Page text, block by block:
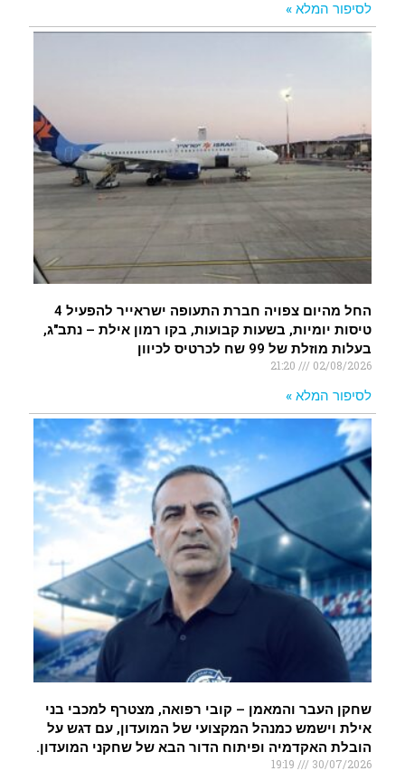
לסיפור המלא »
החל מהיום צפויה חברת התעופה ישראייר להפעיל 4
טיסות יומיות, בשעות קבועות, בקו רמון אילת – נתב"ג,
בעלות מוזלת של 99 שח לכרטיס לכיוון
02/08/2026
לסיפור המלא »
שחקן העבר והמאמן – קובי רפואה, מצטרף למכבי בני
אילת וישמש כמנהל המקצועי של המועדון, עם דגש על
הובלת האקדמיה ופיתוח הדור הבא של שחקני המועדון.
30/07/2026